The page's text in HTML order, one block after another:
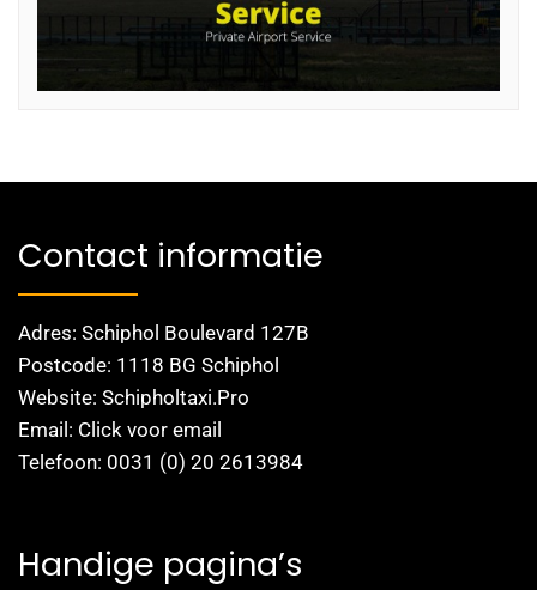
Contact informatie
Adres: Schiphol Boulevard 127B
Postcode: 1118 BG Schiphol
Website: Schipholtaxi.Pro
Email: Click voor email
Telefoon: 0031 (0) 20 2613984
Handige pagina’s